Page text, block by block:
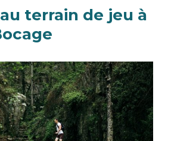
terrain de jeu à